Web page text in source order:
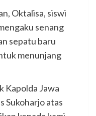
Oktalisa, siswi
senang
sepatu baru
menunjang
Kapolda Jawa
Sukoharjo atas